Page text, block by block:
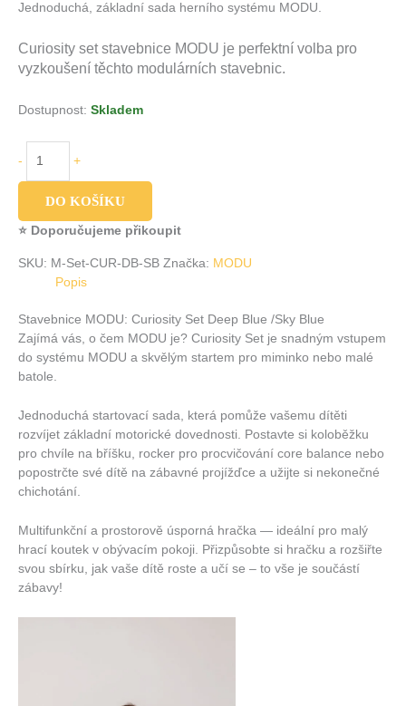
Jednoduchá, základní sada herního systému MODU.
Curiosity setstavebnice MODU je perfektní volba pro
vyzkoušení těchto modulárních stavebnic.
Dostupnost: Skladem
- +
DO KOŠÍKU
⭐ Doporučujeme přikoupit
SKU: M-Set-CUR-DB-SB Značka: MODU
Popis
Stavebnice MODU: Curiosity Set Deep Blue /Sky Blue
Zajímá vás, o čem MODU je? Curiosity Set je snadným vstupem
do systému MODU a skvělým startem pro miminko nebo malé
batole.
Jednoduchá startovací sada, která pomůže vašemu dítěti
rozvíjet základní motorické dovednosti. Postavte si koloběžku
pro chvíle na bříšku, rocker pro procvičování core balance nebo
popostrčte své dítě na zábavné projížďce a užijte si nekonečné
chichotání.
Multifunkční a prostorově úsporná hračka — ideální pro malý
hrací koutek v obývacím pokoji. Přizpůsobte si hračku a rozšiřte
svou sbírku, jak vaše dítě roste a učí se – to vše je součástí
zábavy!